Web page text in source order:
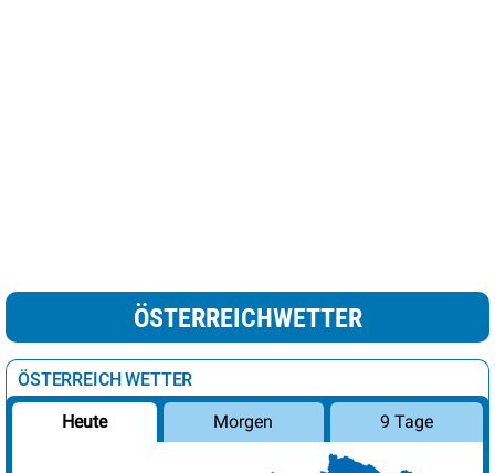
ÖSTERREICHWETTER
ÖSTERREICH WETTER
Heute Morgen 9 Tage